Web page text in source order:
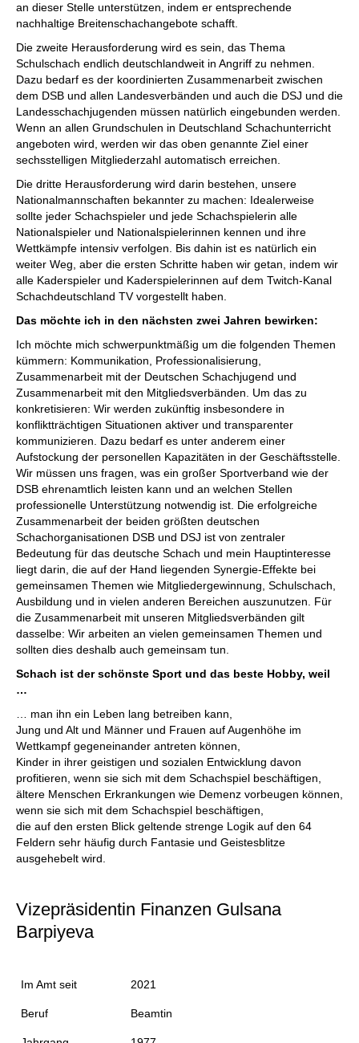
an dieser Stelle unterstützen, indem er entsprechende
nachhaltige Breitenschachangebote schafft.
Die zweite Herausforderung wird es sein, das Thema
Schulschach endlich deutschlandweit in Angriff zu nehmen.
Dazu bedarf es der koordinierten Zusammenarbeit zwischen
dem DSB und allen Landesverbänden und auch die DSJ und die
Landesschachjugenden müssen natürlich eingebunden werden.
Wenn an allen Grundschulen in Deutschland Schachunterricht
angeboten wird, werden wir das oben genannte Ziel einer
sechsstelligen Mitgliederzahl automatisch erreichen.
Die dritte Herausforderung wird darin bestehen, unsere
Nationalmannschaften bekannter zu machen: Idealerweise
sollte jeder Schachspieler und jede Schachspielerin alle
Nationalspieler und Nationalspielerinnen kennen und ihre
Wettkämpfe intensiv verfolgen. Bis dahin ist es natürlich ein
weiter Weg, aber die ersten Schritte haben wir getan, indem wir
alle Kaderspieler und Kaderspielerinnen auf dem Twitch-Kanal
Schachdeutschland TV vorgestellt haben.
Das möchte ich in den nächsten zwei Jahren bewirken:
Ich möchte mich schwerpunktmäßig um die folgenden Themen
kümmern: Kommunikation, Professionalisierung,
Zusammenarbeit mit der Deutschen Schachjugend und
Zusammenarbeit mit den Mitgliedsverbänden. Um das zu
konkretisieren: Wir werden zukünftig insbesondere in
konfliktträchtigen Situationen aktiver und transparenter
kommunizieren. Dazu bedarf es unter anderem einer
Aufstockung der personellen Kapazitäten in der Geschäftsstelle.
Wir müssen uns fragen, was ein großer Sportverband wie der
DSB ehrenamtlich leisten kann und an welchen Stellen
professionelle Unterstützung notwendig ist. Die erfolgreiche
Zusammenarbeit der beiden größten deutschen
Schachorganisationen DSB und DSJ ist von zentraler
Bedeutung für das deutsche Schach und mein Hauptinteresse
liegt darin, die auf der Hand liegenden Synergie-Effekte bei
gemeinsamen Themen wie Mitgliedergewinnung, Schulschach,
Ausbildung und in vielen anderen Bereichen auszunutzen. Für
die Zusammenarbeit mit unseren Mitgliedsverbänden gilt
dasselbe: Wir arbeiten an vielen gemeinsamen Themen und
sollten dies deshalb auch gemeinsam tun.
Schach ist der schönste Sport und das beste Hobby, weil
…
… man ihn ein Leben lang betreiben kann,
Jung und Alt und Männer und Frauen auf Augenhöhe im
Wettkampf gegeneinander antreten können,
Kinder in ihrer geistigen und sozialen Entwicklung davon
profitieren, wenn sie sich mit dem Schachspiel beschäftigen,
ältere Menschen Erkrankungen wie Demenz vorbeugen können,
wenn sie sich mit dem Schachspiel beschäftigen,
die auf den ersten Blick geltende strenge Logik auf den 64
Feldern sehr häufig durch Fantasie und Geistesblitze
ausgehebelt wird.
Vizepräsidentin Finanzen Gulsana
Barpiyeva
Im Amt seit 2021
Beruf Beamtin